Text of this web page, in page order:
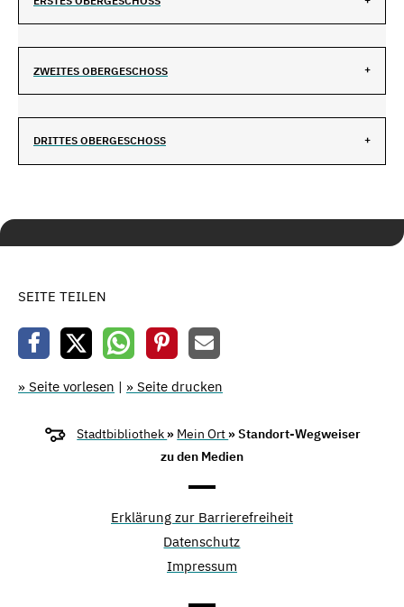
ZWEITES OBERGESCHOSS
DRITTES OBERGESCHOSS
SEITE TEILEN
» Seite vorlesen | » Seite drucken
Stadtbibliothek » Mein Ort » Standort-Wegweiser
zu den Medien
Erklärung zur Barrierefreiheit
Datenschutz
Impressum